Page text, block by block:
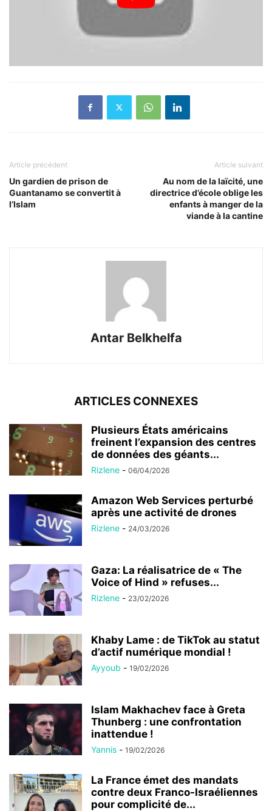
Article précédent
Un gardien de prison de
Guantanamo se convertit à
l’Islam
Article suivant
Au nom de la laïcité, une
directrice d’école oblige les
enfants à manger de la
viande à la cantine
Antar Belkhelfa
ARTICLES CONNEXES
Plusieurs États américains
freinent l’expansion des centres
de données des géants...
Rizlene - 06/04/2026
Amazon Web Services perturbé
après une activité de drones
Rizlene - 24/03/2026
Gaza: La réalisatrice de « The
Voice of Hind » refuses...
Rizlene - 23/02/2026
Khaby Lame : de TikTok au statut
d’actif numérique mondial !
Ayyoub - 19/02/2026
Islam Makhachev face à Greta
Thunberg : une confrontation
inattendue !
Yannis - 19/02/2026
La France émet des mandats
contre deux Franco-Israéliennes
pour complicité de...